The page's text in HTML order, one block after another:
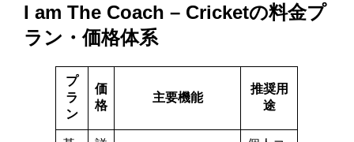
I am The Coach – Cricketの料金プ
ラン・価格体系
プ
ラ
ン
価
格
主要機能
推奨用
途